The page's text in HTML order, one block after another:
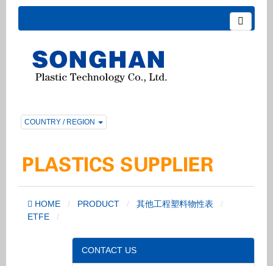
COUNTRY / REGION
HOME PRODUCT
其他工程塑料物性表
ETFE
CONTACT US